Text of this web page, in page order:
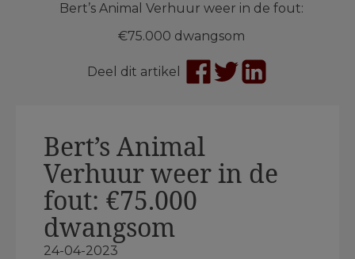
Bert’s Animal Verhuur weer in de fout:
€75.000 dwangsom
Deel dit artikel
Bert’s Animal
Verhuur weer in de
fout: €75.000
dwangsom
24-04-2023